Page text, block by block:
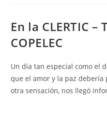
En la CLERTIC –
COPELEC
Un día tan especial como el
que el amor y la paz
otra sensación, nos llegó